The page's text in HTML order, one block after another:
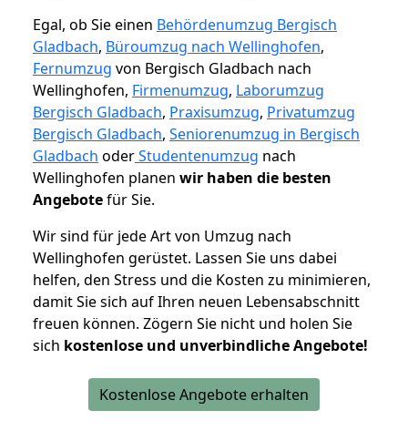
Egal, ob Sie einen Behördenumzug Bergisch
Gladbach, Büroumzug nach Wellinghofen,
Fernumzug von Bergisch Gladbach nach
Wellinghofen, Firmenumzug, Laborumzug
Bergisch Gladbach, Praxisumzug, Privatumzug
Bergisch Gladbach, Seniorenumzug in Bergisch
Gladbach oderStudentenumzug nach
Wellinghofen planen wir haben die besten
Angebotefür Sie.
Wir sind für jede Art von Umzug nach
Wellinghofen gerüstet. Lassen Sie uns dabei
helfen, den Stress und die Kosten zu minimieren,
damit Sie sich auf Ihren neuen Lebensabschnitt
freuen können. Zögern Sie nicht und holen Sie
sich kostenlose und unverbindliche Angebote!
Kostenlose Angebote erhalten